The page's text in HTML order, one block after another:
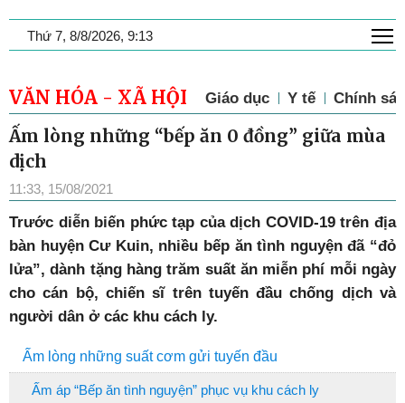
Thứ 7, 8/8/2026, 9:13
VĂN HÓA - XÃ HỘI Giáo dục Y tế Chính
Ấm lòng những “bếp ăn 0 đồng” giữa mùa
dịch
11:33, 15/08/2021
Trước diễn biến phức tạp của dịch COVID-19 trên địa
bàn huyện Cư Kuin, nhiều bếp ăn tình nguyện đã “đỏ
lửa”, dành tặng hàng trăm suất ăn miễn phí mỗi ngày
cho cán bộ, chiến sĩ trên tuyến đầu chống dịch và
người dân ở các khu cách ly.
Ấm lòng những suất cơm gửi tuyến đầu
Ấm áp “Bếp ăn tình nguyện” phục vụ khu cách ly